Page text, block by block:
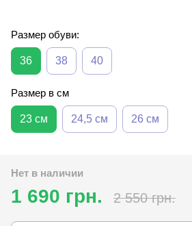
Размер обуви:
36 38 40
Размер в см
23 см 24,5 см 26 см
Нет в наличии
1 690 грн. 2 550 грн.